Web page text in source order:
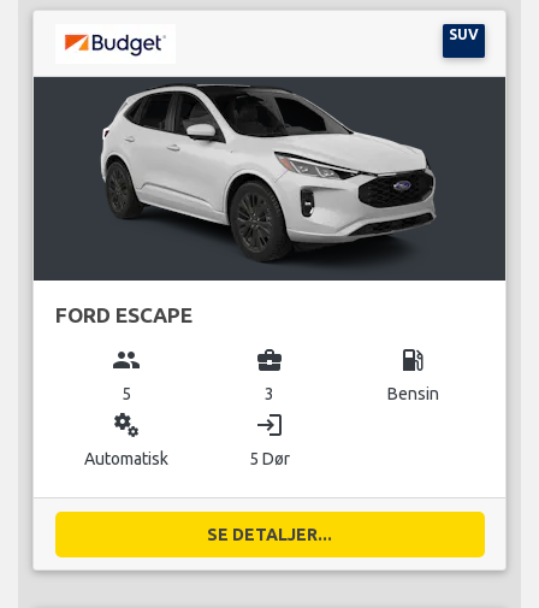
SUV
FORD ESCAPE
group
5
business_center
3
local_gas_station
Bensin
miscellaneous_services
Automatisk
login
5 Dør
SE DETALJER...